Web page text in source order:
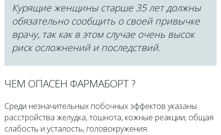
Курящие женщины старше 35 лет должны
обязательно сообщить о своей привычке
врачу, так как в этом случае очень высок
риск осложнений и последствий.
ЧЕМ ОПАСЕН ФАРМАБОРТ ?
Среди незначительных побочных эффектов указаны
расстройства желудка, тошнота, кожные реакции, общая
слабость и усталость, головокружения.